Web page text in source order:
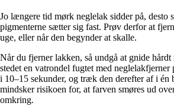
Jo længere tid mørk neglelak sidder på, desto
pigmenterne sætter sig fast. Prøv derfor at
uge, eller når den begynder at skalle.
Når du fjerner lakken, så undgå at gnide
stedet en vatrondel fugtet med neglelakfjerner
i 10–15 sekunder, og træk den derefter af i én
mindsker risikoen for, at farven smøres ud
omkring.